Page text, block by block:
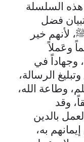
هذه السلسلة
فضل
لأنهم خير
وعَملاً
وجهاداً في
الرسالة،
وطاعة الله،
وقد
بالدين
به،